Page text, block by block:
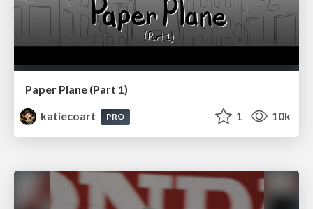
Paper Plane (Part 1)
katiecoart
PRO 1 10k